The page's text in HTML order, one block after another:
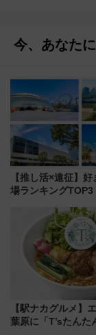
今、あなた
【推し活×遠征】
場ランキングTOP3
由と交通アクセス
場に何を求める？
【駅ナカグルメ】
葉原に「T’sたん